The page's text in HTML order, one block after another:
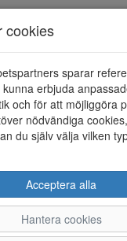
cookies
sparar
erbjuda
och för att möjliggöra
nödvändiga
du själv välja vilken
Acceptera alla
Hantera cookies